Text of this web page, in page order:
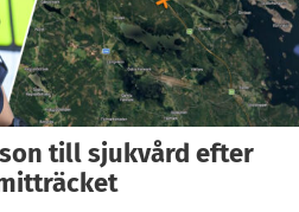
till sjukvård efter